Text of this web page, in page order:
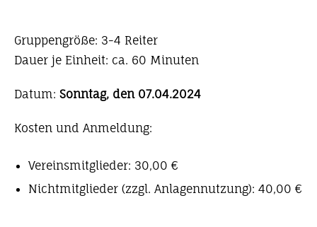
Gruppengröße: 3-4 Reiter
Dauer je Einheit: ca. 60 Minuten
Datum: Sonntag, den 07.04.2024
Kosten und Anmeldung:
Vereinsmitglieder: 30,00 €
Nichtmitglieder (zzgl. Anlagennutzung): 40,00 €